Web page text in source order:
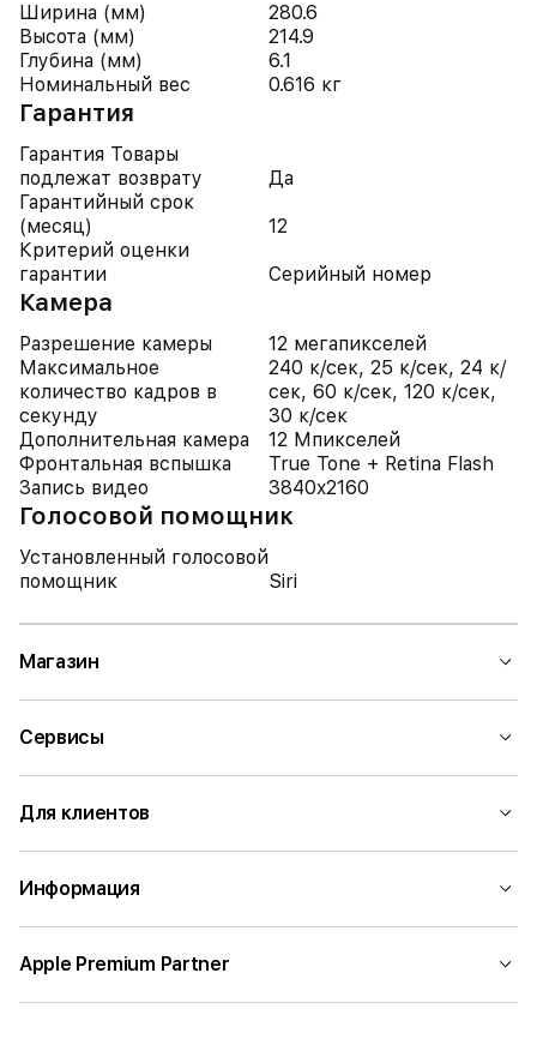
Ширина (мм)
280.6
Высота (мм)
214.9
Глубина (мм)
6.1
Номинальный вес
0.616 кг
Гарантия
Гарантия Товары
подлежат возврату
Да
Гарантийный срок
(месяц)
12
Критерий оценки
гарантии
Серийный номер
Камера
Разрешение камеры
12 мегапикселей
Максимальное
количество кадров в
секунду
240 к/сек, 25 к/сек, 24 к/
сек, 60 к/сек, 120 к/сек,
30 к/сек
Дополнительная камера
12 Мпикселей
Фронтальная вспышка
True Tone + Retina Flash
Запись видео
3840x2160
Голосовой помощник
Установленный голосовой
помощник
Siri
Магазин
Сервисы
Для клиентов
Информация
Apple Premium Partner